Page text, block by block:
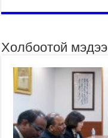
Холбоотой мэдээ